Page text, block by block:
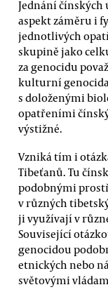
Jednání čínských
aspekt záměru i
jednotlivých
skupině jako
za genocidu
kulturní
s doloženými
opatřeními
výstižné.
Vzniká tím i
Tibeťanů. Tu
podobnými
v různých
ji využívají v
Související
genocidou
etnických nebo
světovými